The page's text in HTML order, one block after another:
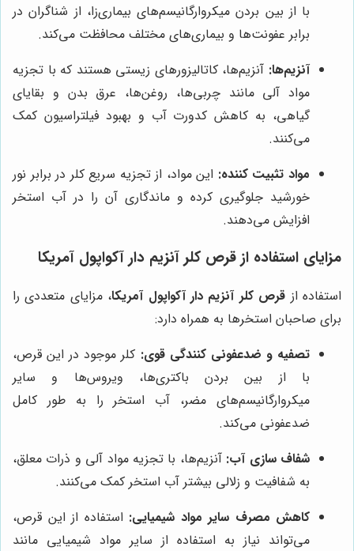
با از بین بردن میکروارگانیسم‌های بیماری‌زا، از شناگران در
برابر عفونت‌ها و بیماری‌های مختلف محافظت می‌کند.
آنزیم‌ها: آنزیم‌ها، کاتالیزورهای زیستی هستند که با تجزیه
مواد آلی مانند چربی‌ها، روغن‌ها، عرق بدن و بقایای
گیاهی، به کاهش کدورت آب و بهبود فیلتراسیون کمک
می‌کنند.
مواد تثبیت کننده: این مواد، از تجزیه سریع کلر در برابر نور
خورشید جلوگیری کرده و ماندگاری آن را در آب استخر
افزایش می‌دهند.
مزایای استفاده از قرص کلر آنزیم دار آکواپول آمریکا
استفاده از قرص کلر آنزیم دار آکواپول آمریکا، مزایای متعددی را
برای صاحبان استخرها به همراه دارد:
تصفیه و ضدعفونی کنندگی قوی: کلر موجود در این قرص،
با از بین بردن باکتری‌ها، ویروس‌ها و سایر
میکروارگانیسم‌های مضر، آب استخر را به طور کامل
ضدعفونی می‌کند.
شفاف سازی آب: آنزیم‌ها، با تجزیه مواد آلی و ذرات معلق،
به شفافیت و زلالی بیشتر آب استخر کمک می‌کنند.
کاهش مصرف سایر مواد شیمیایی: استفاده از این قرص،
می‌تواند نیاز به استفاده از سایر مواد شیمیایی مانند